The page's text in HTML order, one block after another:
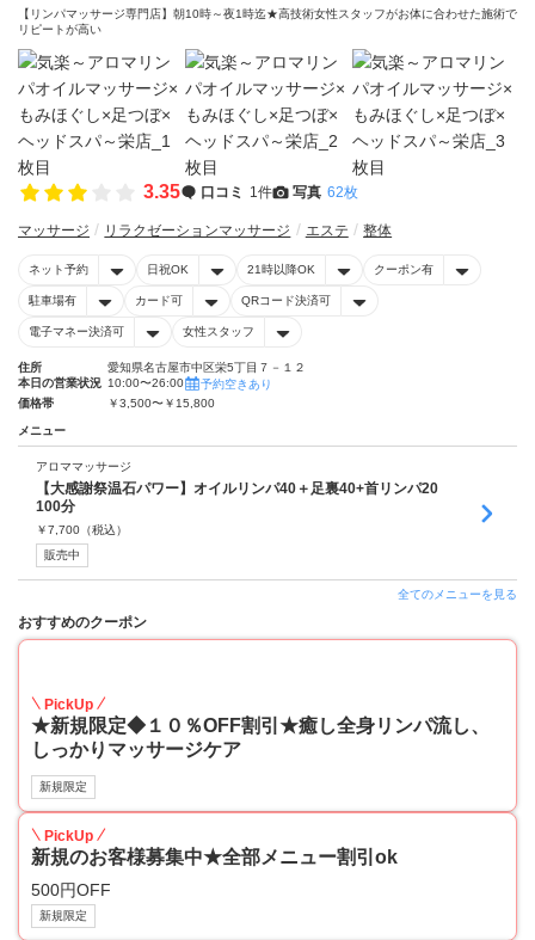
【リンパマッサージ専門店】朝10時～夜1時迄★高技術女性スタッフがお体に合わせた施術で
リピートが高い
3.35 口コミ 1件 写真 62枚
マッサージ リラクゼーションマッサージ エステ 整体
ネット予約 日祝OK 21時以降OK クーポン有
駐車場有 カード可 QRコード決済可
電子マネー決済可 女性スタッフ
住所
愛知県名古屋市中区栄5丁目７－１２
本日の営業状況 10:00〜26:00
予約空きあり
価格帯
￥3,500〜￥15,800
メニュー
アロママッサージ
【大感謝祭温石パワー】オイルリンパ40＋足裏40+首リンパ20
100分
￥7,700 （税込）
販売中
全てのメニューを見る
おすすめのクーポン
PickUp
★新規限定◆１０％OFF割引★癒し全身リンパ流し、
しっかりマッサージケア
新規限定
PickUp
新規のお客様募集中★全部メニュー割引ok
500円OFF
新規限定